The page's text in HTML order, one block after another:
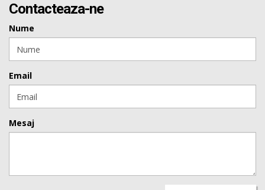
Contacteaza-ne
Nume
Email
Mesaj